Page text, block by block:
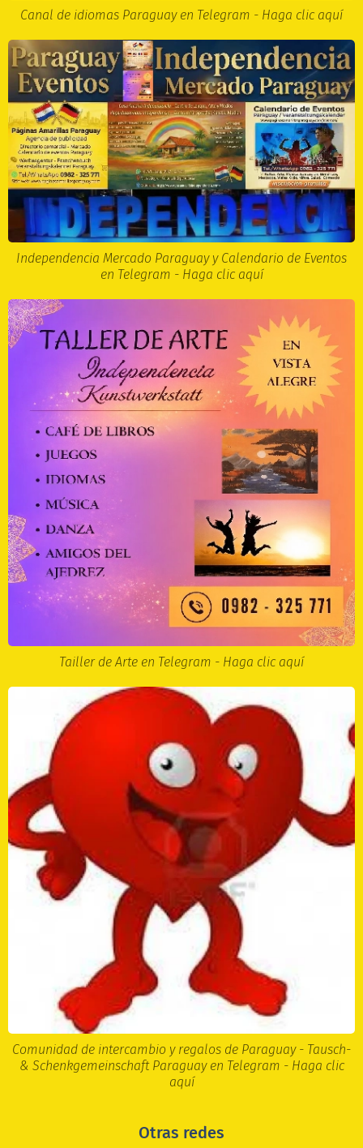
Canal de idiomas Paraguay en Telegram - Haga clic aquí
Independencia Mercado Paraguay y Calendario de Eventos
en Telegram - Haga clic aquí
Tailler de Arte en Telegram - Haga clic aquí
Comunidad de intercambio y regalos de Paraguay - Tausch-
& Schenkgemeinschaft Paraguay en Telegram - Haga clic
aquí
Otras redes